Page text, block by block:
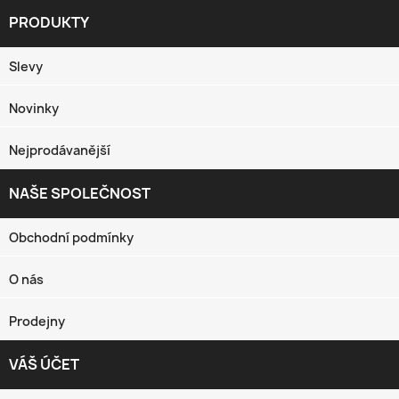
PRODUKTY
Slevy
Novinky
Nejprodávanější
NAŠE SPOLEČNOST
Obchodní podmínky
O nás
Prodejny
VÁŠ ÚČET